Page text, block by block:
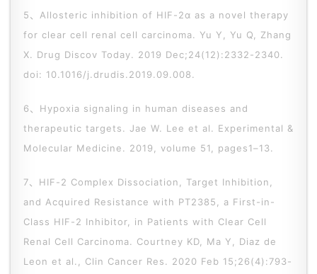
5、 Allosteric inhibition of HIF-2α as a novel therapy
for clear cell renal cell carcinoma. Yu Y, Yu Q, Zhang
X. Drug Discov Today. 2019 Dec;24(12):2332-2340.
doi: 10.1016/j.drudis.2019.09.008.
6、Hypoxia signaling in human diseases and
therapeutic targets. Jae W. Lee et al. Experimental &
Molecular Medicine. 2019, volume 51, pages1–13.
7、 HIF-2 Complex Dissociation, Target Inhibition,
and Acquired Resistance with PT2385, a First-in-
Class HIF-2 Inhibitor, in Patients with Clear Cell
Renal Cell Carcinoma. Courtney KD, Ma Y, Diaz de
Leon et al., Clin Cancer Res. 2020 Feb 15;26(4):793-